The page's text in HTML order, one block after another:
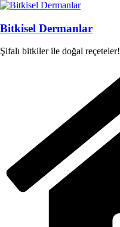
Skip
content
Bitkisel Dermanlar
Şifalı bitkiler ile doğal reçeteler!